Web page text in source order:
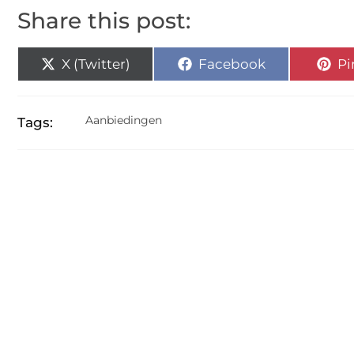
Share this post:
X (Twitter) Facebook
Tags: Aanbiedingen